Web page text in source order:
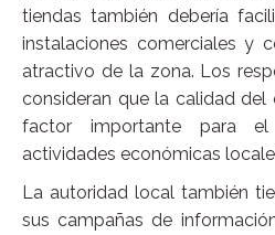
tiendas también debería
instalaciones comerciales y
atractivo de la zona. Los
consideran que la calidad del
factor importante para
actividades económicas
La autoridad local también
sus campañas de